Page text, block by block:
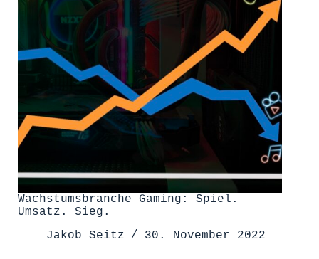
Wachstumsbranche Gaming: Spiel.
Umsatz. Sieg.
Jakob Seitz
30. November 2022